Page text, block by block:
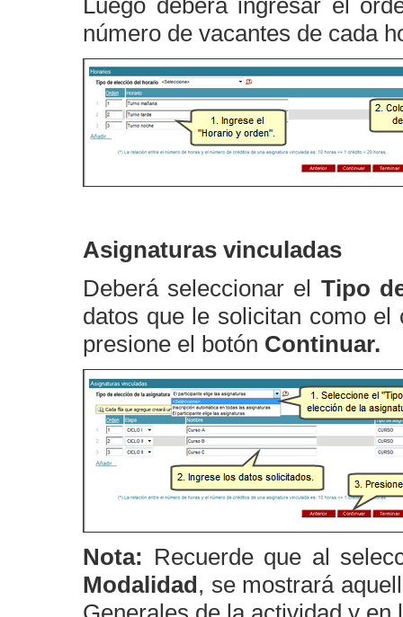
Luego deberá ingresar el
número de vacantes de cada
Asignaturas vinculadas
Deberá seleccionar el Tipo
datos que le solicitan como
presione el botón Continuar.
Nota: Recuerde que al
Modalidad, se mostrará